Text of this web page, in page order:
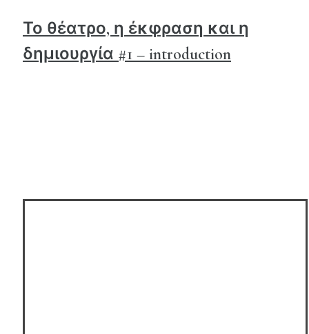
Το θέατρο, η έκφραση και η
δημιουργία #1 – introduction